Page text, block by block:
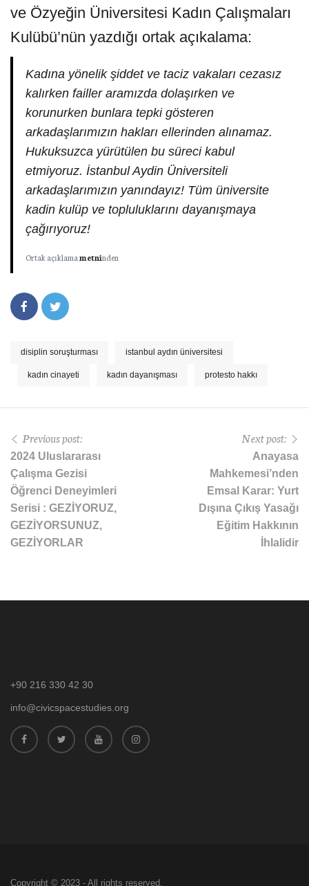
ve Özyeğin Üniversitesi Kadın Çalışmaları
Kulübü’nün yazdığı ortak açıkalama:
Kadına yönelik şiddet ve taciz vakaları cezasız
kalırken failler aramızda dolaşırken ve
korunurken bunlara tepki gösteren
arkadaşlarımızın hakları ellerinden alınamaz.
Hukuksuzca yürütülen bu süreci kabul
etmiyoruz. İstanbul Aydin Üniversiteli
arkadaşlarımızın yanındayız! Tüm üniversite
kadin kulüp ve topluluklarını dayanışmaya
çağırıyoruz!
Ortak açıklamametninden
disiplin soruşturması istanbul aydın üniversitesi
kadın cinayeti kadın dayanışması protesto hakkı
Previous post:
2024 Uluslararası
Çalışma Gezisi
Öğrenci Deneyimleri
Serisi : GEZİYORUZ,
GEZİYORSUNUZ,
GEZİYORLAR
Next post:
Anayasa
Mahkemesi’nden
Emsal Karar: Yurt
Dışına Çıkış Yasağı
Eğitim Hakkının
İhlalidir
+90 216 330 42 30
info@civicspacestudies.org
Copyright © 2023 - All rights reserved.